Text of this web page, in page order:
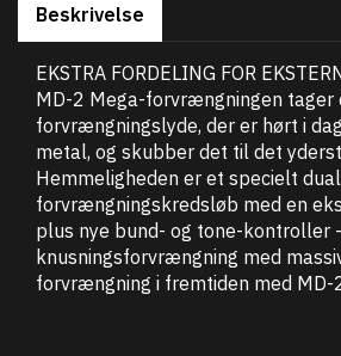
Beskrivelse
EKSTRA FORDELING FOR
MD-2 Mega-forvrængningen tager
forvrængningslyde, der er hørt i
metal, og skubber det til det
Hemmeligheden er et specielt
forvrængningskredsløb med en
plus nye bund- og tone-kontroller
knusningsforvrængning med
forvrængning i fremtiden med MD-